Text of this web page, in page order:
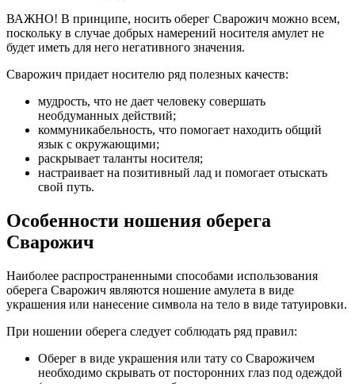
ВАЖНО! В принципе, носить оберег Сварожич можно всем,
поскольку в случае добрых намерений носителя амулет не
будет иметь для него негативного значения.
Сварожич придает носителю ряд полезных качеств:
мудрость, что не дает человеку совершать
необдуманных действий;
коммуникабельность, что помогает находить общий
язык с окружающими;
раскрывает таланты носителя;
настраивает на позитивный лад и помогает отыскать
свой путь.
Особенности ношения оберега
Сварожич
Наиболее распространенными способами использования
оберега Сварожич являются ношение амулета в виде
украшения или нанесение символа на тело в виде татуировки.
При ношении оберега следует соблюдать ряд правил:
Оберег в виде украшения или тату со Сварожичем
необходимо скрывать от посторонних глаз под одеждой